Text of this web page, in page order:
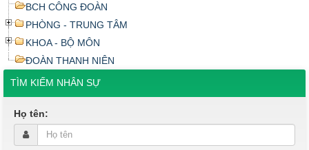
BCH CÔNG ĐOÀN
PHÒNG - TRUNG TÂM
KHOA - BỘ MÔN
ĐOÀN THANH NIÊN
TÌM KIẾM NHÂN SỰ
Họ tên: